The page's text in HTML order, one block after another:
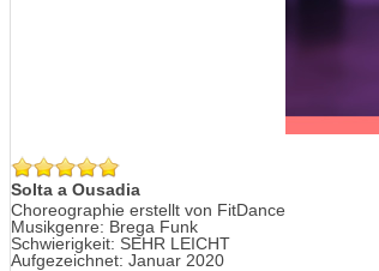
Solta a Ousadia
Choreographie erstellt von FitDance
Musikgenre: Brega Funk
Schwierigkeit: SEHR LEICHT
Aufgezeichnet: Januar 2020